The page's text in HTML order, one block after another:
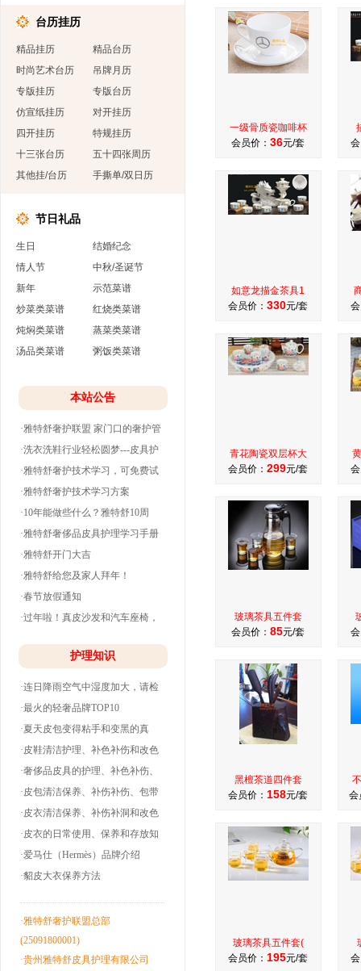
台历挂历
精品挂历
精品台历
时尚艺术台历
吊牌月历
专版挂历
专版台历
仿宣纸挂历
对开挂历
四开挂历
特规挂历
十三张台历
五十四张周历
其他挂/台历
手撕单/双日历
节日礼品
生日
结婚纪念
情人节
中秋/圣诞节
新年
示范菜谱
炒菜类菜谱
红烧类菜谱
炖焖类菜谱
蒸菜类菜谱
汤品类菜谱
粥饭类菜谱
本站公告
·雅特舒奢护联盟 家门口的奢护管
家
·洗衣洗鞋行业轻松圆梦---皮具护
理
·雅特舒奢护技术学习，可免费试
学并分期付款
·雅特舒奢护技术学习方案
·10年能做些什么？雅特舒10周
年。
·雅特舒奢侈品皮具护理学习手册
·雅特舒开门大吉
·雅特舒给您及家人拜年！
·春节放假通知
·过年啦！真皮沙发和汽车座椅，
护理知识
·连日降雨空气中湿度加大，请检
查下你的皮衣
·最火的轻奢品牌TOP10
·夏天皮包变得粘手和变黑的真
相！
·皮鞋清洁护理、补色补伤和改色
翻新！
·奢侈品皮具的护理、补色补伤、
包带油边和翻
·皮包清洁保养、补伤补伤、包带
洞边和改色翻
·皮衣清洁保养、补伤补洞和改色
翻新！
·皮衣的日常使用、保养和存放知
识！
·爱马仕（Hermès）品牌介绍
·貂皮大衣保养方法
·雅特舒奢护联盟总部
(25091800001)
·贵州雅特舒皮具护理有限公司
一级骨质瓷咖啡杯
会员价： 36元/套
如意龙描金茶具1
会员价： 330元/套
青花陶瓷双层杯大
会员价： 299元/套
玻璃茶具五件套
会员价： 85元/套
黑檀茶道四件套
会员价： 158元/套
会
玻璃茶具五件套(
会员价： 195元/套